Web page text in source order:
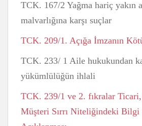
TCK. 167/2 Yağma hariç yakın
malvarlığına karşı suçlar
TCK. 209/1. Açığa İmzanın
TCK. 233/ 1 Aile hukukundan
yükümlülüğün ihlali
TCK. 239/1 ve 2. fıkralar Ticari,
Müşteri Sırrı Niteliğindeki